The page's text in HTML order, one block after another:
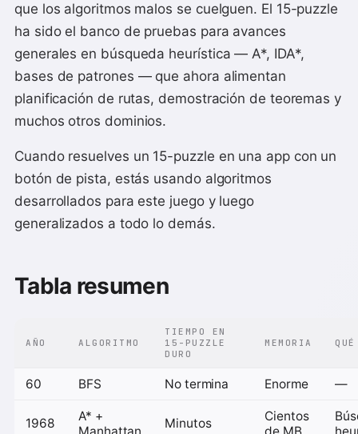
que los algoritmos malos se cuelguen. El 15-puzzle
ha sido el banco de pruebas para avances
generales en búsqueda heurística — A*, IDA*,
bases de patrones — que ahora alimentan
planificación de rutas, demostración de teoremas y
muchos otros dominios.
Cuando resuelves un 15-puzzle en una app con un
botón de pista, estás usando algoritmos
desarrollados para este juego y luego
generalizados a todo lo demás.
Tabla resumen
AÑO ALGORITMO
TIEMPO EN
15-PUZZLE
DURO
MEMORIA
60 BFS No termina Enorme —
1968
A* +
Minutos
Cientos